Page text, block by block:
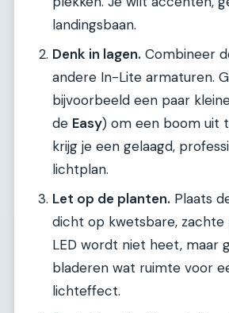
landingsbaan.
Denk in lagen. Combineer
andere In-Lite armaturen.
bijvoorbeeld een paar
de Easy) om een boom uit
krijg je een gelaagd,
lichtplan.
Let op de planten. Plaats
dicht op kwetsbare, zachte
LED wordt niet heet, maar
bladeren wat ruimte voor
lichteffect.